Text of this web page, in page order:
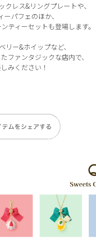
レス&リングプレートや、
パフェのほか、
ティーセットも登場します。
ー&ホイップなど、
ファンタジックな店内で、
みください！